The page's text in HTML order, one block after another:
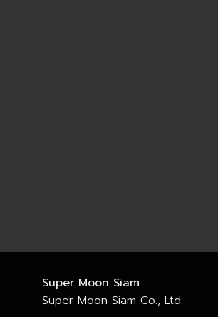
Super Moon Siam
Super Moon Siam Co., Ltd.